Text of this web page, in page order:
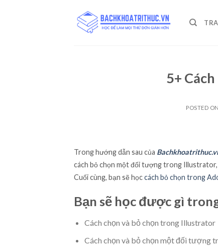
5+
POSTED ON
Trong hướng dẫn sau của
cách bỏ chọn một đối tượng trong Illustrator,
Cuối cùng, bạn sẽ họccách bỏ chọn trong
Bạn sẽ học được gì
Cách chọn và bỏ chọn trong Illustrator
Cách chọn và bỏ chọn một đối tượng